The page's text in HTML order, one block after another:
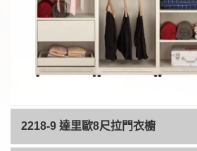
2218-9 達里歐8尺拉門衣櫥